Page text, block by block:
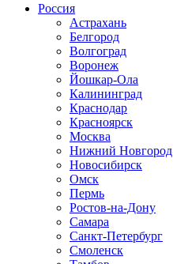
Россия
Астрахань
Белгород
Волгоград
Воронеж
Йошкар-Ола
Калининград
Краснодар
Красноярск
Москва
Нижний Новгород
Новосибирск
Омск
Пермь
Ростов-на-Дону
Самара
Санкт-Петербург
Смоленск